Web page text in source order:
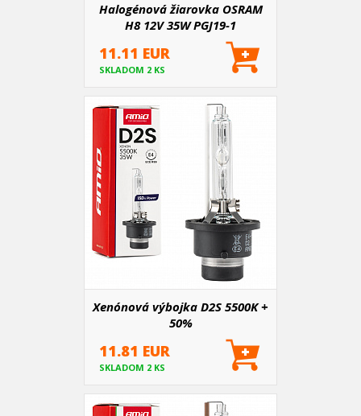
Halogénová žiarovka OSRAM
H8 12V 35W PGJ19-1
11.11 EUR
SKLADOM 2 KS
Xenónová výbojka D2S 5500K +
50%
11.81 EUR
SKLADOM 2 KS